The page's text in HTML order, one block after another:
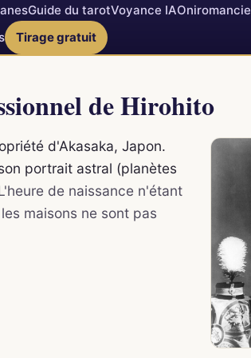
Guide du tarotVoyance IAOniromancie
Tirage gratuit
de Hirohito
d'Akasaka, Japon.
portrait astral (planètes
de naissance n'étant
maisons ne sont pas